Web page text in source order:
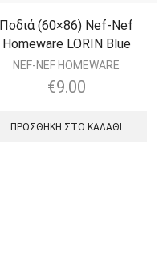
Ποδιά (60×86) Nef-Nef
Homeware LORIN Blue
NEF-NEF HOMEWARE
€9.00
ΠΡΟΣΘΉΚΗ ΣΤΟ ΚΑΛΆΘΙ